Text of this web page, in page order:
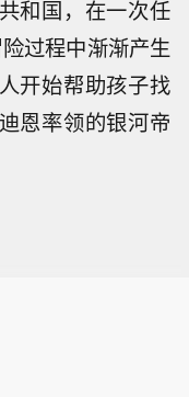
和国，在一次任
过程中渐渐产生
开始帮助孩子找
恩率领的银河帝